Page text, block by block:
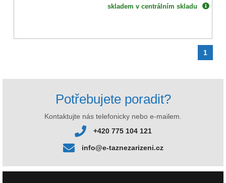
skladem v centrálním skladu
1
Potřebujete poradit?
Kontaktujte nás telefonicky nebo e-mailem.
+420 775 104 121
info@e-taznezarizeni.cz